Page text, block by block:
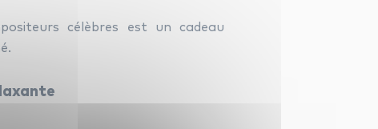
célèbres est un cadeau